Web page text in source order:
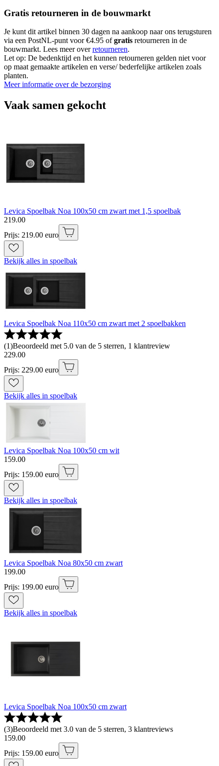
Gratis retourneren in de bouwmarkt
Je kunt dit artikel binnen 30 dagen na aankoop naar ons terugsturen
via een PostNL-punt voor €4.95 ofgratis retourneren in de
bouwmarkt. Lees meer overretourneren.
Let op: De bedenktijd en het kunnen retourneren gelden niet voor
op maat gemaakte artikelen en verse/ bederfelijke artikelen zoals
planten.
Meer informatie over de bezorging
Vaak samen gekocht
Levica Spoelbak Noa 100x50 cm zwart met 1,5 spoelbak
219.00
Prijs: 219.00 euro
Bekijk alles in spoelbak
Levica Spoelbak Noa 110x50 cm zwart met 2 spoelbakken
(1)Beoordeeld met 5.0 van de 5 sterren, 1 klantreview
229.00
Prijs: 229.00 euro
Bekijk alles in spoelbak
Levica Spoelbak Noa 100x50 cm wit
159.00
Prijs: 159.00 euro
Bekijk alles in spoelbak
Levica Spoelbak Noa 80x50 cm zwart
199.00
Prijs: 199.00 euro
Bekijk alles in spoelbak
Levica Spoelbak Noa 100x50 cm zwart
(3)Beoordeeld met 3.0 van de 5 sterren, 3 klantreviews
159.00
Prijs: 159.00 euro